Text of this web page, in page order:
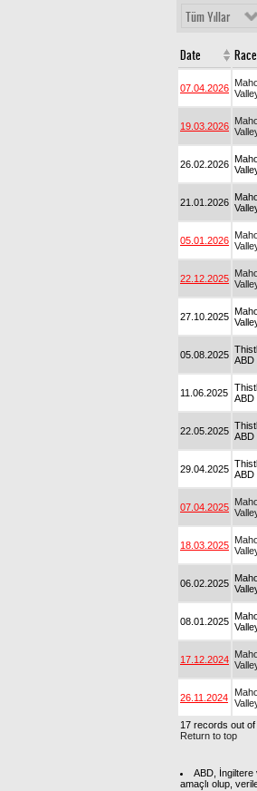
Tüm Yıllar
Date
07.04.2026
19.03.2026
26.02.2026
21.01.2026
05.01.2026
22.12.2025
27.10.2025
05.08.2025 ABD
11.06.2025 ABD
22.05.2025 ABD
29.04.2025 ABD
07.04.2025
18.03.2025
06.02.2025
08.01.2025
17.12.2024
26.11.2024
17 records out
Return to top
ABD, İngiltere
amaçlı olup,